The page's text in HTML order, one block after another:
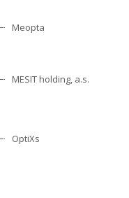
Meopta
MESIT holding, a.s.
OptiXs